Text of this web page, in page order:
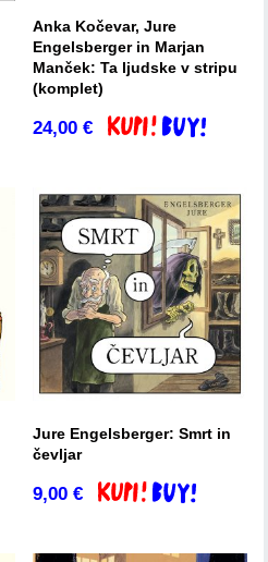
Anka Kočevar, Jure
Engelsberger in Marjan
Manček: Ta ljudske v stripu
(komplet)
24,00€ Dodaj v košarico
Jure Engelsberger: Smrt in
čevljar
9,00€ Dodaj v košarico